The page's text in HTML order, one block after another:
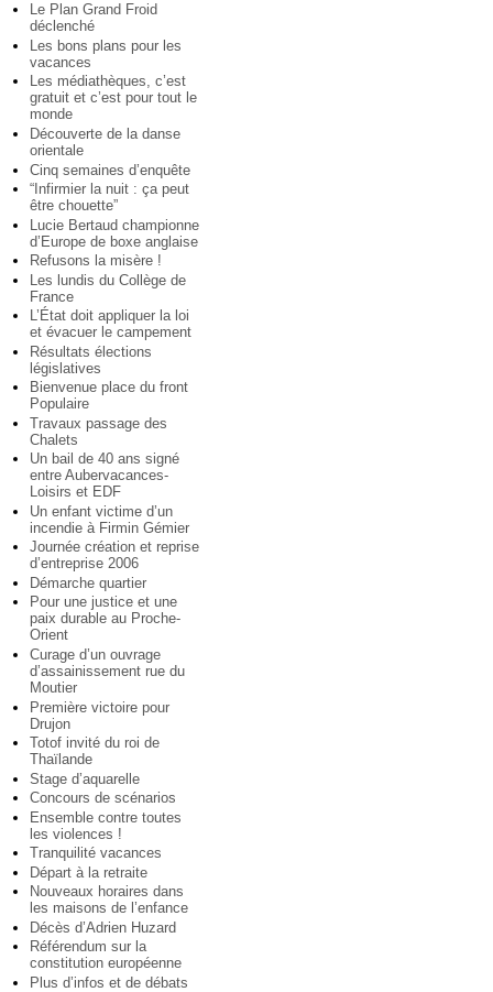
Le Plan Grand Froid
déclenché
Les bons plans pour les
vacances
Les médiathèques, c’est
gratuit et c’est pour tout le
monde
Découverte de la danse
orientale
Cinq semaines d’enquête
“Infirmier la nuit : ça peut
être chouette”
Lucie Bertaud championne
d’Europe de boxe anglaise
Refusons la misère !
Les lundis du Collège de
France
L’État doit appliquer la loi
et évacuer le campement
Résultats élections
législatives
Bienvenue place du front
Populaire
Travaux passage des
Chalets
Un bail de 40 ans signé
entre Aubervacances-
Loisirs et EDF
Un enfant victime d’un
incendie à Firmin Gémier
Journée création et reprise
d’entreprise 2006
Démarche quartier
Pour une justice et une
paix durable au Proche-
Orient
Curage d’un ouvrage
d’assainissement rue du
Moutier
Première victoire pour
Drujon
Totof invité du roi de
Thaïlande
Stage d’aquarelle
Concours de scénarios
Ensemble contre toutes
les violences !
Tranquilité vacances
Départ à la retraite
Nouveaux horaires dans
les maisons de l’enfance
Décès d’Adrien Huzard
Référendum sur la
constitution européenne
Plus d’infos et de débats